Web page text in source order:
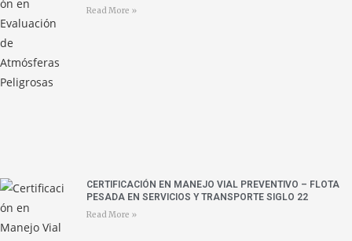
Read More »
CERTIFICACIÓN EN MANEJO VIAL PREVENTIVO – FLOTA
PESADA EN SERVICIOS Y TRANSPORTE SIGLO 22
Read More »